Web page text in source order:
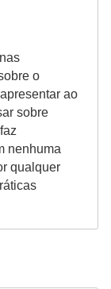
o
ao
sobre
nenhuma
qualquer